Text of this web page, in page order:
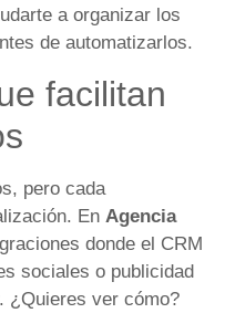
a organizar los
de automatizarlos.
facilitan
pero cada
En Agencia
donde el CRM
sociales o publicidad
¿Quieres ver cómo?